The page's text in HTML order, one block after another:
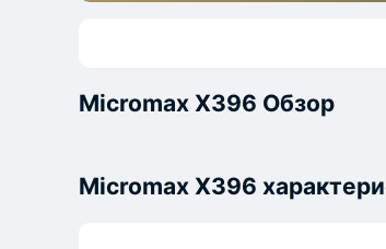
Micromax X396 Обзор
Micromax X396